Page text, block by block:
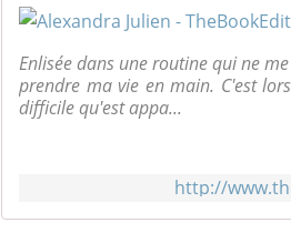
Enlisée dans une routine qui ne
prendre ma vie en main. C'est
difficile qu'est appa...
http://